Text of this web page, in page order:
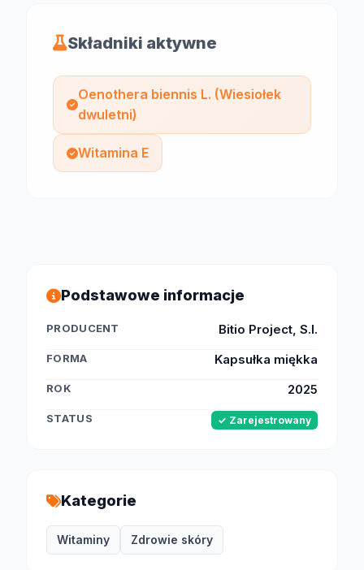
Składniki aktywne
Oenothera biennis L. (Wiesiołek
dwuletni)
Witamina E
Podstawowe informacje
PRODUCENT Bitio Project, S.l.
FORMA Kapsułka miękka
ROK 2025
STATUS ✓ Zarejestrowany
Kategorie
Witaminy Zdrowie skóry